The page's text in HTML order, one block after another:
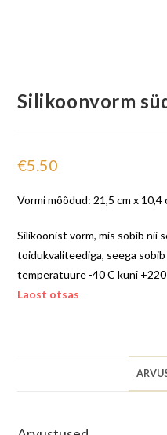
Silikoonvorm
€5.50
Vormi mõõdud: 21,5 cm x 10,4
Silikoonist vorm, mis sobib nii
toidukvaliteediga, seega
temperatuure -40 C kuni +220
Laost otsas